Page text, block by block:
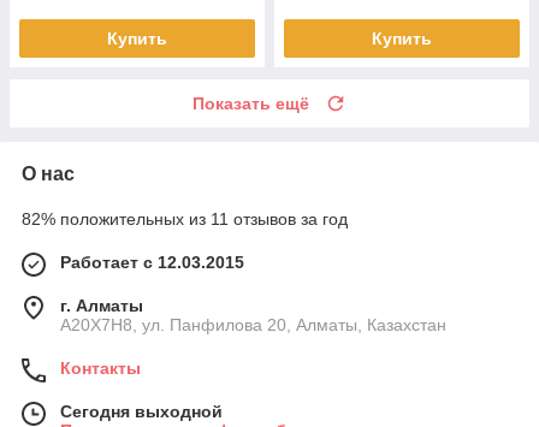
Купить Купить
Показать ещё
О нас
82% положительных из 11 отзывов за год
Работает с 12.03.2015
г. Алматы
A20X7H8, ул. Панфилова 20, Алматы, Казахстан
Контакты
Сегодня выходной